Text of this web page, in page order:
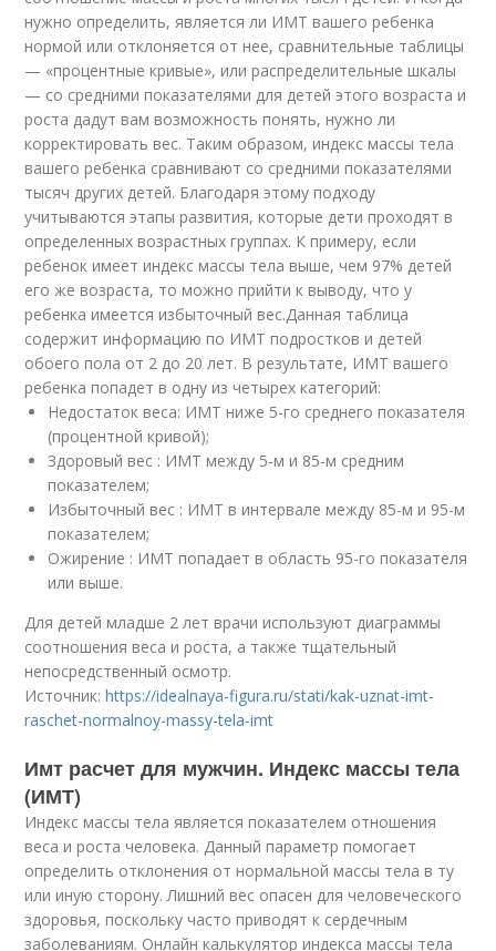
нужно определить, является ли ИМТ вашего ребенка
нормой или отклоняется от нее, сравнительные таблицы
— «процентные кривые», или распределительные шкалы
— со средними показателями для детей этого возраста и
роста дадут вам возможность понять, нужно ли
корректировать вес. Таким образом, индекс массы тела
вашего ребенка сравнивают со средними показателями
тысяч других детей. Благодаря этому подходу
учитываются этапы развития, которые дети проходят в
определенных возрастных группах. К примеру, если
ребенок имеет индекс массы тела выше, чем 97% детей
его же возраста, то можно прийти к выводу, что у
ребенка имеется избыточный вес.Данная таблица
содержит информацию по ИМТ подростков и детей
обоего пола от 2 до 20 лет. В результате, ИМТ вашего
ребенка попадет в одну из четырех категорий:
Недостаток веса: ИМТ ниже 5-го среднего показателя
(процентной кривой);
Здоровый вес : ИМТ между 5-м и 85-м средним
показателем;
Избыточный вес : ИМТ в интервале между 85-м и 95-м
показателем;
Ожирение : ИМТ попадает в область 95-го показателя
или выше.
Для детей младше 2 лет врачи используют диаграммы
соотношения веса и роста, а также тщательный
непосредственный осмотр.
Источник:https://idealnaya-figura.ru/stati/kak-uznat-imt-
raschet-normalnoy-massy-tela-imt
Имт расчет для мужчин. Индекс массы тела
(ИМТ)
Индекс массы тела является показателем отношения
веса и роста человека. Данный параметр помогает
определить отклонения от нормальной массы тела в ту
или иную сторону. Лишний вес опасен для человеческого
здоровья, поскольку часто приводят к сердечным
заболеваниям. Онлайн калькулятор индекса массы тела